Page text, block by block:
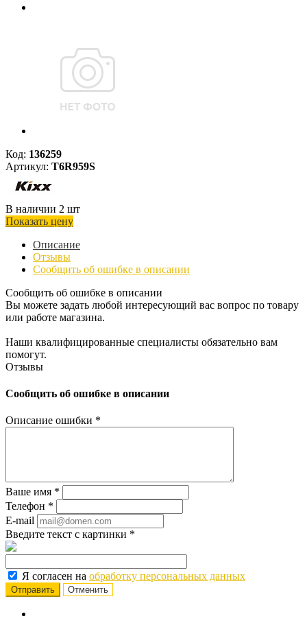
Код: 136259
Артикул: T6R959S
В наличии 2 шт
Показать цену
Описание
Отзывы
Сообщить об ошибке в описании
Сообщить об ошибке в описании
Вы можете задать любой интересующий вас вопрос по товару
или работе магазина.
Наши квалифицированные специалисты обязательно вам
помогут.
Отзывы
Сообщить об ошибке в описании
Описание ошибки *
Ваше имя *
Телефон *
E-mail
Введите текст с картинки *
Я согласен на обработку персональных данных
Отменить